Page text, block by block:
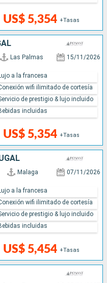
US$ 5,354 +Tasas
Las Palmas 15/11/2026
US$ 5,354 +Tasas
a la francesa
wifi ilimitado de cortesía
de prestigio & lujo incluido
incluidas
Malaga 07/11/2026
US$ 5,454 +Tasas
a la francesa
wifi ilimitado de cortesía
de prestigio & lujo incluido
incluidas